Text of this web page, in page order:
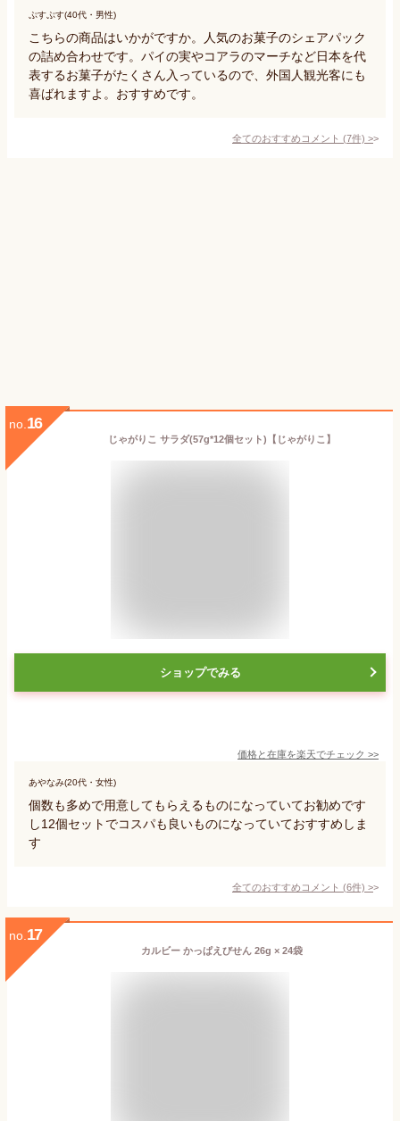
ぷすぷす(40代・男性)
こちらの商品はいかがですか。人気のお菓子のシェアパック
の詰め合わせです。パイの実やコアラのマーチなど日本を代
表するお菓子がたくさん入っているので、外国人観光客にも
喜ばれますよ。おすすめです。
全てのおすすめコメント (7件) >
no. 16
じゃがりこ サラダ(57g*12個セット)【じゃがりこ】
ショップでみる
価格と在庫を楽天でチェック >>
あやなみ(20代・女性)
個数も多めで用意してもらえるものになっていてお勧めです
し12個セットでコスパも良いものになっていておすすめしま
す
全てのおすすめコメント (6件) >
no. 17
カルビー かっぱえびせん 26g × 24袋